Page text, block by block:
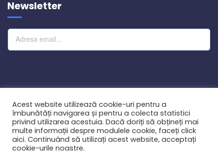
Newsletter
Abonare
© 2021 Fergus Green Investment SRL. Toate drepturile
Acest website utilizează cookie-uri pentru a
îmbunătăți navigarea și pentru a colecta statistici
privind utilizarea acestuia. Dacă doriți să obțineți mai
multe informații despre modulele cookie, faceți click
aici. Continuând să utilizați acest website, acceptați
cookie-urile noastre.